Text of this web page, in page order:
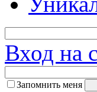
Вход на
Запомнить меня